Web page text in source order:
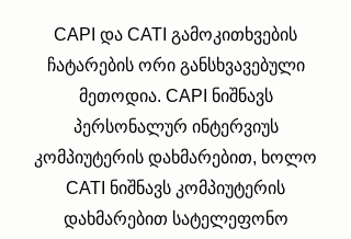
CAPI და CATI გამოკითხვების
ჩატარების ორი განსხვავებული
მეთოდია. CAPI ნიშნავს
პერსონალურ ინტერვიუს
კომპიუტერის დახმარებით, ხოლო
CATI ნიშნავს კომპიუტერის
დახმარებით სატელეფონო